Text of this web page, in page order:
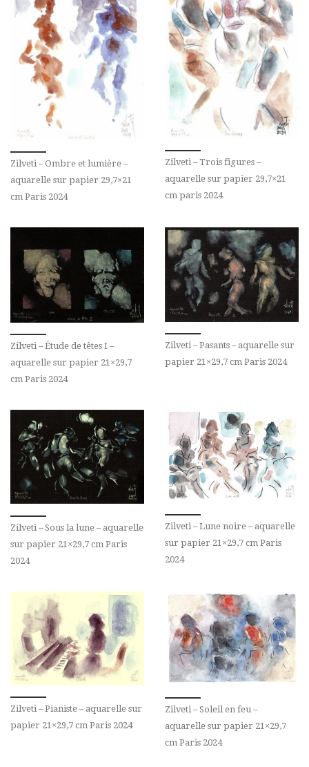
Zilveti – Ombre et lumière –
aquarelle sur papier 29,7×21
cm Paris 2024
Zilveti – Trois figures –
aquarelle sur papier 29,7×21
cm paris 2024
Zilveti – Étude de têtes I –
aquarelle sur papier 21×29,7
cm Paris 2024
Zilveti – Pasants – aquarelle sur
papier 21×29,7 cm Paris 2024
Zilveti – Sous la lune – aquarelle
sur papier 21×29,7 cm Paris
2024
Zilveti – Lune noire – aquarelle
sur papier 21×29,7 cm Paris
2024
Zilveti – Pianiste – aquarelle sur
papier 21×29,7 cm Paris 2024
Zilveti – Soleil en feu –
aquarelle sur papier 21×29,7
cm Paris 2024